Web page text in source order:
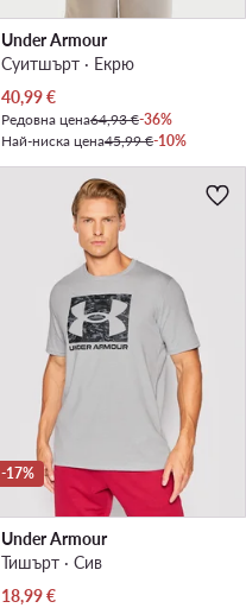
Under Armour
Суитшърт · Екрю
Актуална цена
40,99€
Редовна цена64,93 €-36%
Най-ниска цена45,99 €-10%
-17%
Under Armour
Тишърт · Сив
Актуална цена
18,99€